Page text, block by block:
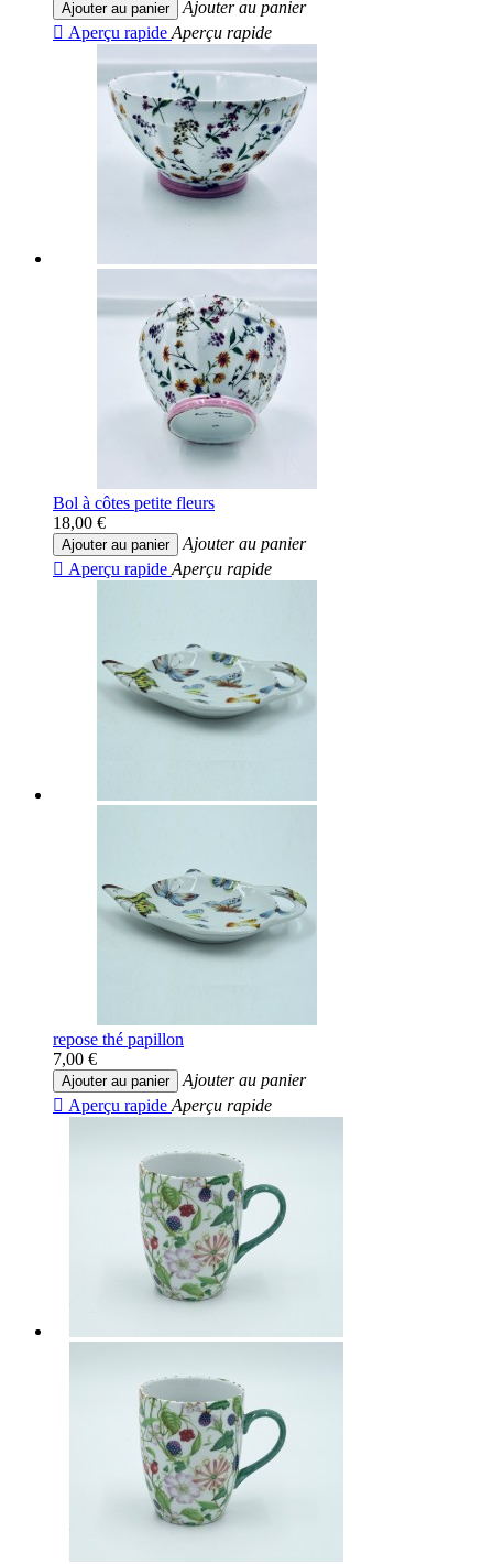
Ajouter au panier
Ajouter au panier
 Aperçu rapide Aperçu rapide
Bol à côtes petite fleurs
18,00 €
Ajouter au panier
Ajouter au panier
 Aperçu rapide Aperçu rapide
repose thé papillon
7,00 €
Ajouter au panier
Ajouter au panier
 Aperçu rapide Aperçu rapide